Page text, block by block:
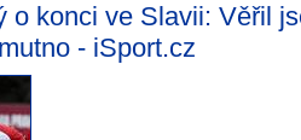
o konci ve Slavii: Věřil
- iSport.cz